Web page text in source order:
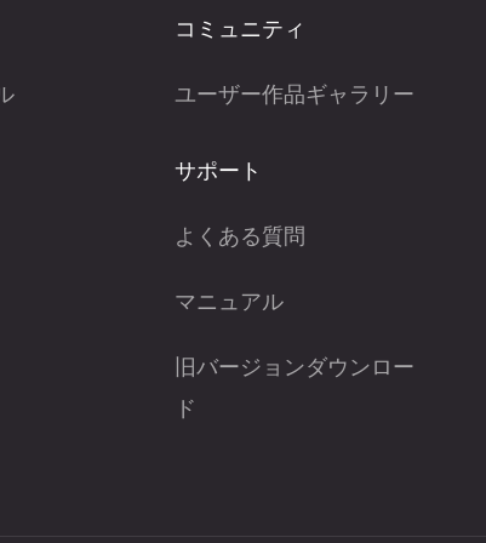
コミュニティ
ユーザー作品ギャラリー
サポート
よくある質問
マニュアル
旧バージョンダウンロー
ド